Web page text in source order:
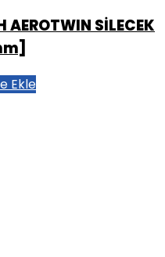
AEROTWIN SİLECEK
Ekle